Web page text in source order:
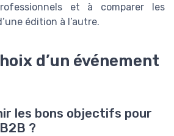
et à comparer les
édition à l’autre.
d’un événement
les bons objectifs pour
?